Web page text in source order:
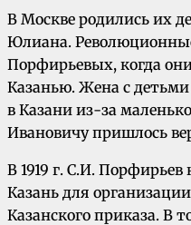
В Москве родились их
Юлиана.
Порфирьевых, когда
Казанью. Жена с
в Казани из-за
Ивановичу пришлось
В 1919 г. С.И.
Казань для
Казанского приказа. В